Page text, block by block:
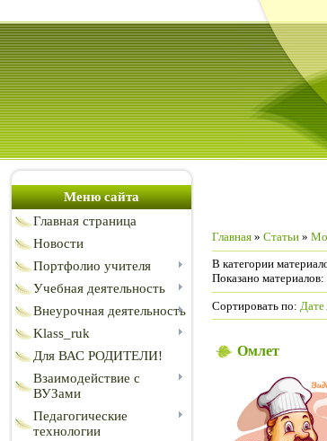
Меню сайта
Главная страница
Новости
Портфолио учителя
Учебная деятельность
Внеурочная деятельность
Klass_ruk
Для ВАС РОДИТЕЛИ!
Взаимодействие с
ВУЗами
Педагогические
технологии
Главная » Статьи »
В категории
Показано материалов:
Сортировать по: Дате
Омлет